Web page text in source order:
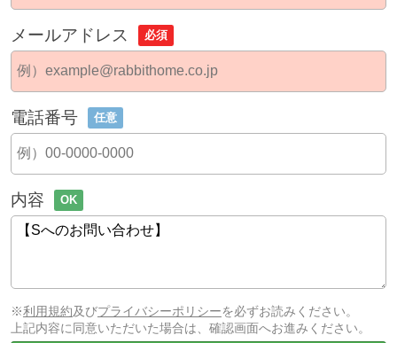
メールアドレス 必須
電話番号 任意
内容 OK
※利用規約及びプライバシーポリシーを必ずお読みください。
上記内容に同意いただいた場合は、確認画面へお進みください。